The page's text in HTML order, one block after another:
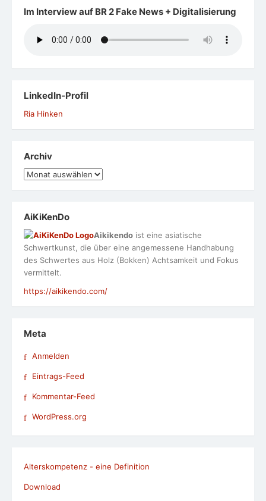
Im Interview auf BR 2 Fake News + Digitalisierung
LinkedIn-Profil
Ria Hinken
Archiv
Archiv
AiKiKenDo
Aikikendo ist eine asiatische
Schwertkunst, die über eine angemessene Handhabung
des Schwertes aus Holz (Bokken) Achtsamkeit und Fokus
vermittelt.
https://aikikendo.com/
Meta
Anmelden
Eintrags-Feed
Kommentar-Feed
WordPress.org
Alterskompetenz - eine Definition
Download